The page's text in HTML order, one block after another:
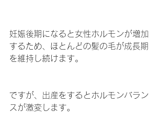
妊娠後期になると女性ホルモンが増加
するため、ほとんどの髪の毛が成長期
を維持し続けます。
ですが、出産をするとホルモンバラン
スが激変します。